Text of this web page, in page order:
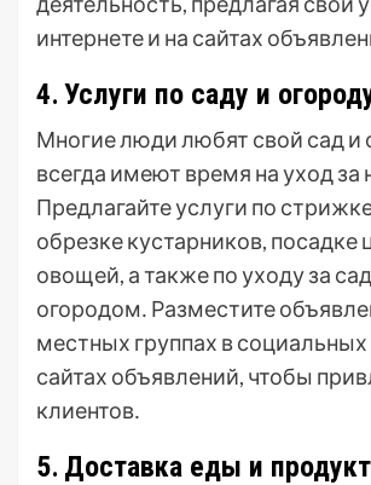
интернете и на сайтах
4․ Услуги по саду и
Многие люди любят свой сад и
всегда имеют время на уход за
Предлагайте услуги по
обрезке кустарников, посадке
овощей, а также по уходу за
огородом․ Разместите
местных группах в социальных
сайтах объявлений, чтобы
клиентов․
5․ Доставка еды и